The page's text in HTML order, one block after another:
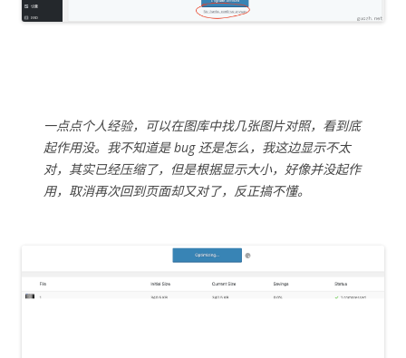
一点点个人经验，可以在图库中找几张图片对照，看到底
起作用没。我不知道是 bug 还是怎么，我这边显示不太
对，其实已经压缩了，但是根据显示大小，好像并没起作
用，取消再次回到页面却又对了，反正搞不懂。